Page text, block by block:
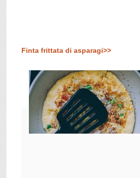
Finta frittata di asparagi>>